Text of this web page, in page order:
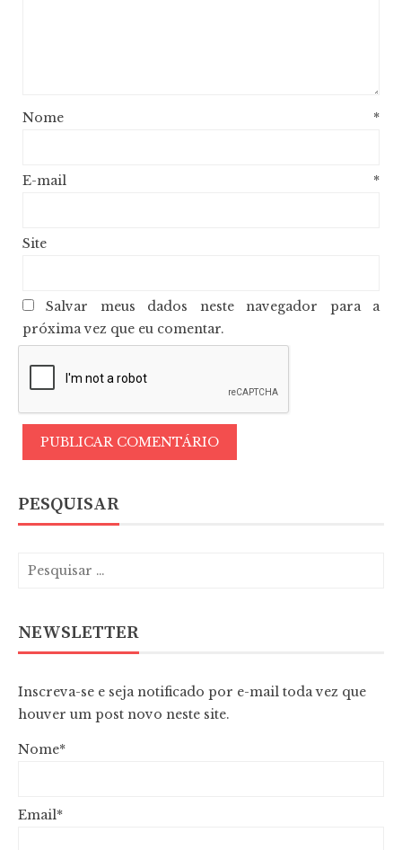
Nome *
E-mail *
Site
Salvar meus dados neste navegador para a
próxima vez que eu comentar.
PESQUISAR
NEWSLETTER
Inscreva-se e seja notificado por e-mail toda vez que
houver um post novo neste site.
Nome*
Email*